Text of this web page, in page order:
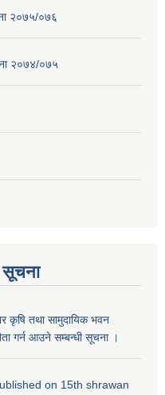
२०७५/०७६
२०७४/०७५
सूचना
कृषि तथा सामुदायिक भवन
गर्न आउने सम्बन्धी सूचना ।
on 15th shrawan